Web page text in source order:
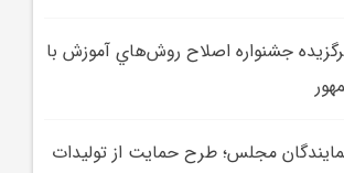
از 10 برگزيده جشنواره اصلاح روش‌هاي آموزش با
مجلس؛ طرح حمايت از توليدات